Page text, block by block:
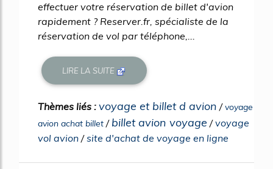
effectuer votre réservation de billet d'avion
rapidement ? Reserver.fr, spécialiste de la
réservation de vol par téléphone,...
LIRE LA SUITE
Thèmes liés : voyage et billet d avion /voyage
avion achat billet / billet avion voyage /voyage
vol avion /site d'achat de voyage en ligne